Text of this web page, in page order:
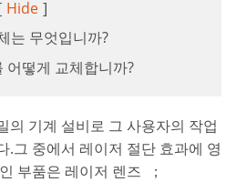
Hide ]
는 무엇입니까?
어떻게 교체합니까?
의 기계 설비로 그 사용자의 작업
.그 중에서 레이저 절단 효과에 영
부품은 레이저 렌즈 ；